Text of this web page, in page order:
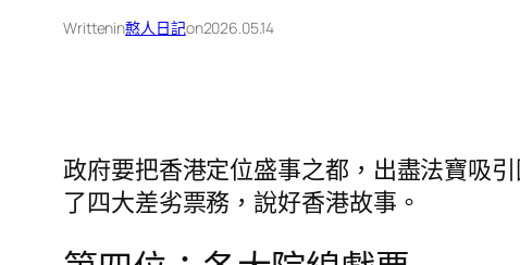
Writtenin憨人日記on2026.05.14
政府要把香港定位盛事之都，出盡法寶吸
了四大差劣票務，說好香港故事。